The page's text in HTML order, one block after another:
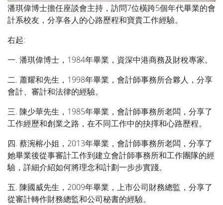
潘琪偉博士擔任座談會主持，訪問7位橫跨5個年代畢業的會
計系校友，分享各人的心路歷程和寶貴工作經驗。
右起:
一. 潘琪偉博士，1984年畢業，資深中港商務及財稅專家。
二. 蕭耀和先生，1998年畢業，會計師事務所合夥人，分享
會計、審計和法律的經驗。
三. 陳少華先生，1985年畢業，會計師事務所老闆，分享了
工作經歷和創業之路，在不同工作中的抉擇和心路歷程。
四. 蔡涴榕小姐，2013年畢業，會計師事務所老闆，分享了
她畢業後從事審計工作到建立會計師事務所和工作團隊的經
驗，詳細介紹如何將理念和計劃一步步實踐。
五. 陳國威先生，2009年畢業，上市公司財務總監，分享了
從審計轉作財務總監和公司秘書的經驗。